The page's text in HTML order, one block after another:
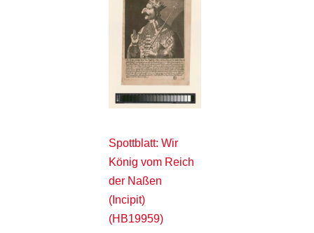
Spottblatt: Wir
König vom Reich
der Naßen
(Incipit)
(HB19959)